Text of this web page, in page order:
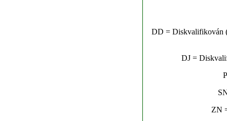
DD = Diskvalifikován
DJ =
ZN